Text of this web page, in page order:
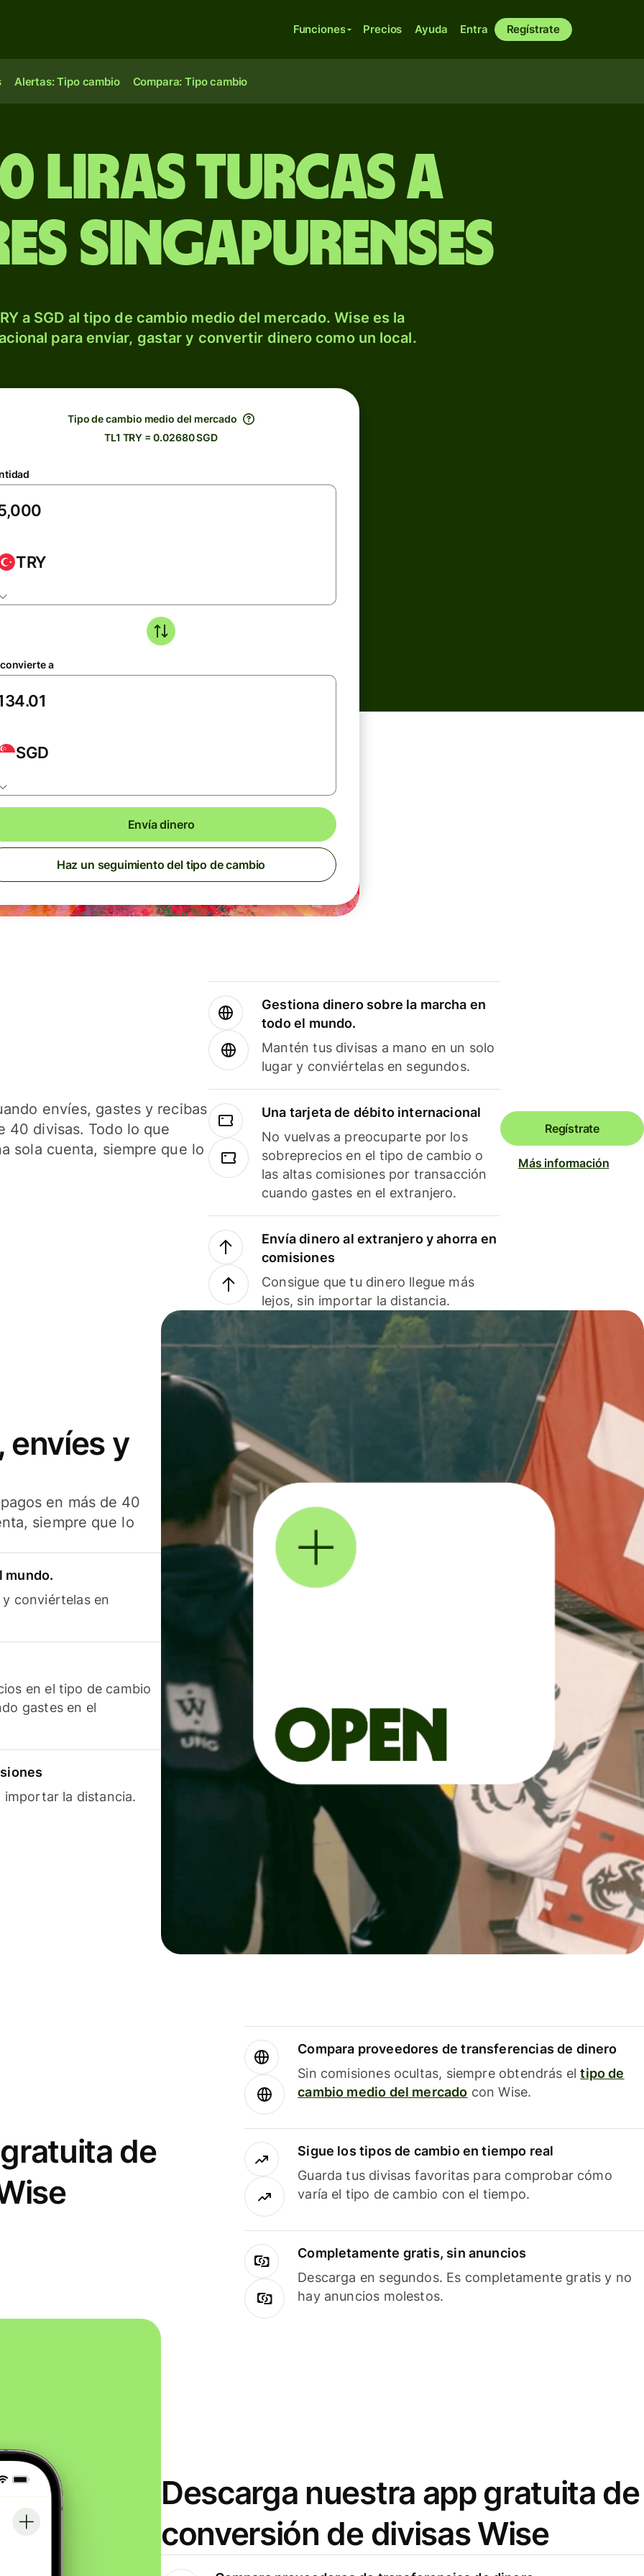
Funciones Precios Ayuda Entra Regístrate
Alertas: Tipo cambio Compara: Tipo cambio
liras turcas a
singapurenses
a SGD al tipo de cambio medio del mercado. Wise es la
para enviar, gastar y convertir dinero como un local.
Tipo de cambio medio del mercado
TL1 TRY = 0.02680 SGD
TRY
a
SGD
Envía dinero
Haz un seguimiento del tipo de cambio
envíes, gastes y recibas
40 divisas. Todo lo que
sola cuenta, siempre que lo
Gestiona dinero sobre la marcha en
todo el mundo.
Mantén tus divisas a mano en un solo
lugar y conviértelas en segundos.
Una tarjeta de débito internacional
No vuelvas a preocuparte por los
sobreprecios en el tipo de cambio o
las altas comisiones por transacción
cuando gastes en el extranjero.
Envía dinero al extranjero y ahorra en
comisiones
Consigue que tu dinero llegue más
lejos, sin importar la distancia.
Regístrate
Más información
envíes y
en más de 40
siempre que lo
mundo.
conviértelas en
en el tipo de cambio
gastes en el
importar la distancia.
de
Compara proveedores de transferencias de dinero
Sin comisiones ocultas, siempre obtendrás eltipo de
cambio medio del mercado con Wise.
Sigue los tipos de cambio en tiempo real
Guarda tus divisas favoritas para comprobar cómo
varía el tipo de cambio con el tiempo.
Completamente gratis, sin anuncios
Descarga en segundos. Es completamente gratis y no
hay anuncios molestos.
Descarga nuestra app gratuita de
conversión de divisas Wise